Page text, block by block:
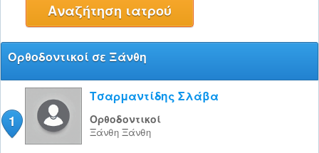
Ορθοδοντικοί σε Ξάνθη
1
Τσαρμαντίδης Σλάβα
Ορθοδοντικοί
Ξάνθη Ξάνθη